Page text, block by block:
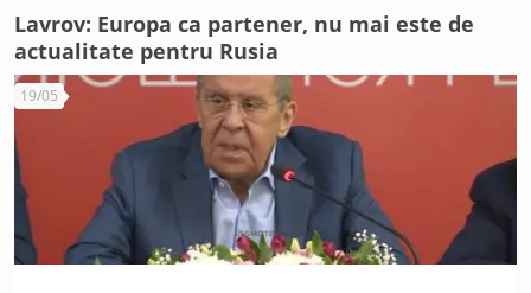
Lavrov: Europa ca partener, nu mai este de
actualitate pentru Rusia
19/05